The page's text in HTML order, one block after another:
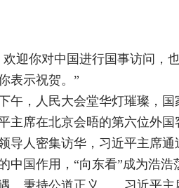
迎你对中国进行国事访问
表示祝贺。”
午，人民大会堂华灯璀璨，
主席在北京会晤的第六位外国
导人密集访华，习近平主席
国作用，“向东看”成为浩浩
、秉持公道正义……习近平主